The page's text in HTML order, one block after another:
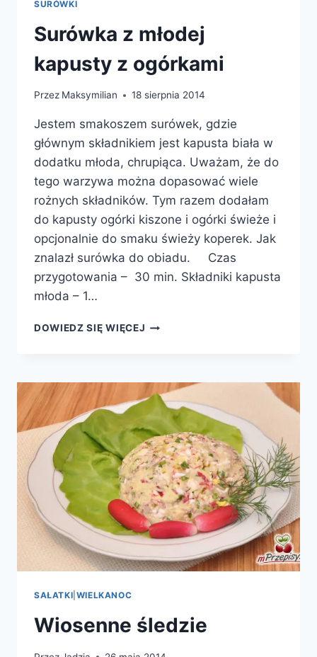
SURÓWKI
Surówka z młodej
kapusty z ogórkami
Przez Maksymilian 18 sierpnia 2014
Jestem smakoszem surówek, gdzie
głównym składnikiem jest kapusta biała w
dodatku młoda, chrupiąca. Uważam, że do
tego warzywa można dopasować wiele
rożnych składników. Tym razem dodałam
do kapusty ogórki kiszone i ogórki świeże i
opcjonalnie do smaku świeży koperek. Jak
znalazł surówka do obiadu. Czas
przygotowania – 30 min. Składniki kapusta
młoda – 1…
DOWIEDZ SIĘ WIĘCEJ SURÓWKA
Z
OGÓRKAMI
SAŁATKI WIELKANOC
Wiosenne śledzie